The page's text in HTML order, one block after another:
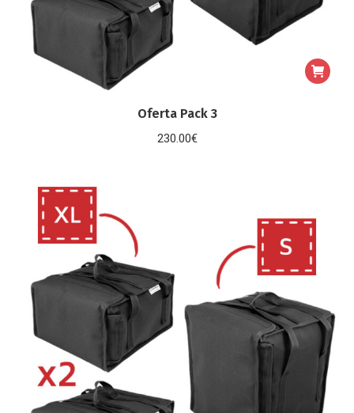
Oferta Pack 3
230.00€